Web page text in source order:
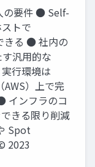
の要件 ● Self-
トで
きる ● 社内の
汎用的な
行環境は
）上で完
インフラのコ
きる限り削減
Spot
2023